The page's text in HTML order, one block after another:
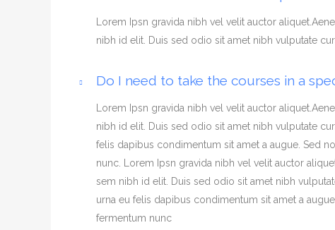
Lorem Ipsn gravida nibh vel velit auctor
nibh id elit. Duis sed odio sit amet nibh vulputate
Do I need to take the courses in a
Lorem Ipsn gravida nibh vel velit auctor
nibh id elit. Duis sed odio sit amet nibh vulputate
felis dapibus condimentum sit amet a augue. Sed
nunc. Lorem Ipsn gravida nibh vel velit auctor
sem nibh id elit. Duis sed odio sit amet nibh
urna eu felis dapibus condimentum sit amet a
fermentum nunc